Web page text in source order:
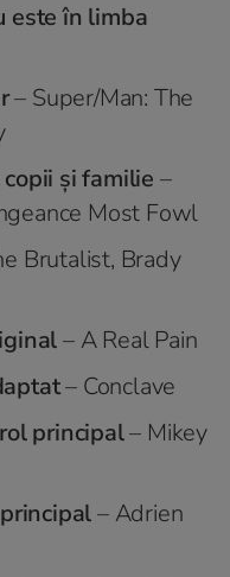
este în limba
– Super/Man: The
şi familie –
Most Fowl
Brutalist, Brady
– A Real Pain
– Conclave
principal– Mikey
– Adrien